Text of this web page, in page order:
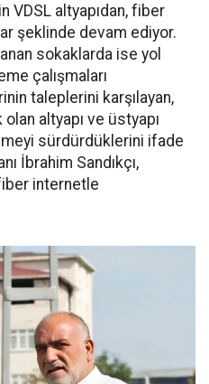
VDSL altyapıdan, fiber
şeklinde devam ediyor.
sokaklarda ise yol
çalışmaları
taleplerini karşılayan,
altyapı ve üstyapı
sürdürdüklerini ifade
İbrahim Sandıkçı,
internetle